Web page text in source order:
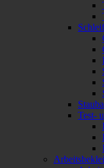
Test-